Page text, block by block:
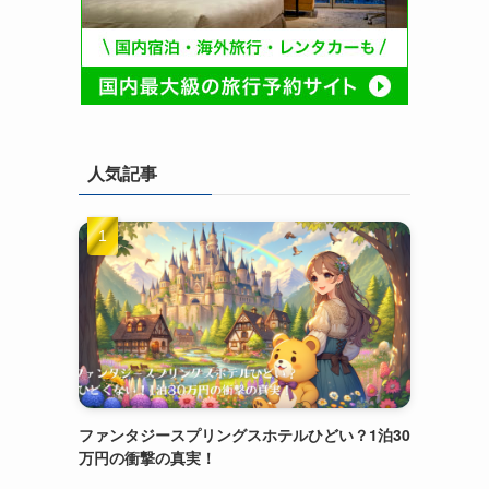
人気記事
ファンタジースプリングスホテルひどい？1泊30
万円の衝撃の真実！